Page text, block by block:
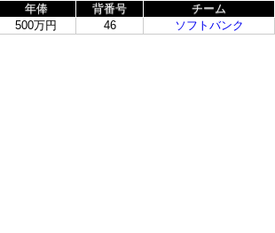
年俸 背番号
チーム
500万円 46 ソフトバンク